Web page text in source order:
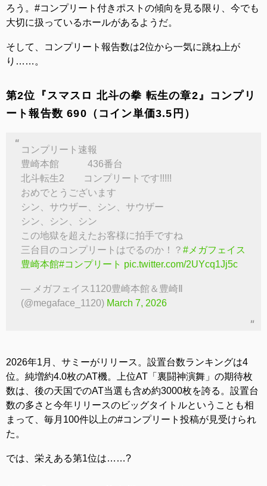
ろう。#コンプリート付きポストの傾向を見る限り、今でも
大切に扱っているホールがあるようだ。
そして、コンプリート報告数は2位から一気に跳ね上が
り……。
第2位『スマスロ 北斗の拳 転生の章2』コンプリ
ート報告数 690（コイン単価3.5円）
コンプリート速報
豊崎本館 436番台
北斗転生2 コンプリートです!!!!!
おめでとうございます
シン、サウザー、シン、サウザー
シン、シン、シン
この地獄を超えたお客様に拍手ですね
三台目のコンプリートはでるのか！？ #メガフェイス
豊崎本館#コンプリート pic.twitter.com/2UYcq1Jj5c
— メガフェイス1120豊崎本館＆豊崎Ⅱ
(@megaface_1120) March 7, 2026
2026年1月、サミーがリリース。設置台数ランキングは4
位。純増約4.0枚のAT機。上位AT「裏闘神演舞」の期待枚
数は、後の天国でのAT当選も含め約3000枚を誇る。設置台
数の多さと今年リリースのビッグタイトルということも相
まって、毎月100件以上の#コンプリート投稿が見受けられ
た。
では、栄えある第1位は……?